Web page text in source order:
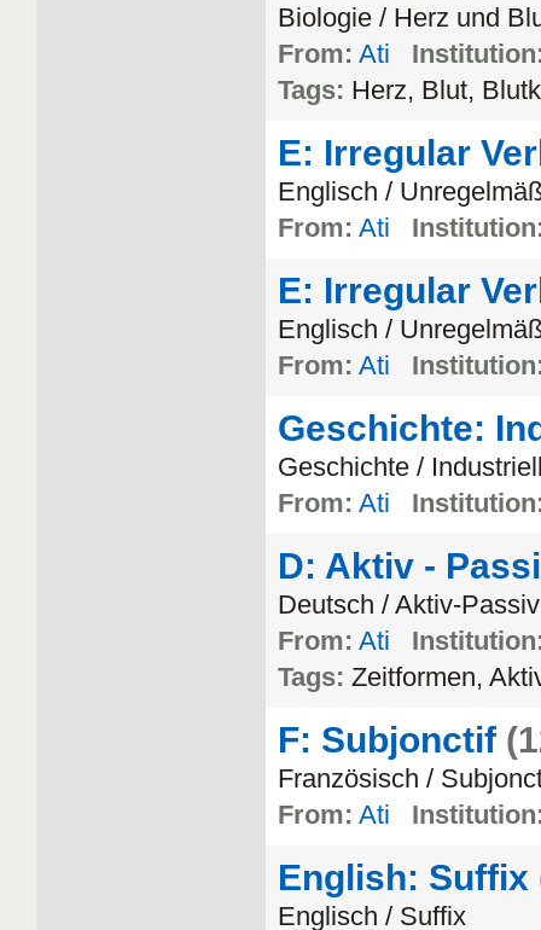
Biologie / Herz und
From: Ati
Tags: Herz, Blut,
E: Irregular
Englisch /
From: Ati
E: Irregular
Englisch /
From: Ati
Geschichte:
Geschichte /
From: Ati
D: Aktiv -
Deutsch / Aktiv-Passiv
From: Ati
Tags: Zeitformen,
F: Subjonctif
Französisch /
From: Ati
English: Suffix
Englisch / Suffix